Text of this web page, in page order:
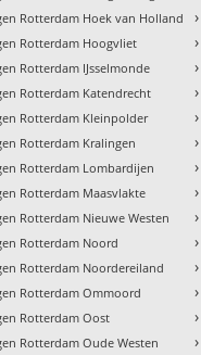
Rotterdam Hoek van Holland
Rotterdam Hoogvliet
Rotterdam IJsselmonde
Rotterdam Katendrecht
Rotterdam Kleinpolder
Rotterdam Kralingen
Rotterdam Lombardijen
Rotterdam Maasvlakte
Rotterdam Nieuwe Westen
Rotterdam Noord
Rotterdam Noordereiland
Rotterdam Ommoord
Rotterdam Oost
Rotterdam Oude Westen
›
›
›
›
›
›
›
›
›
›
›
›
›
›